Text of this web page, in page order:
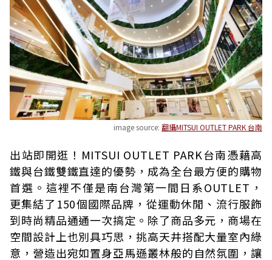
image source: 翻攝MITSUI OUTLET PARK 台南
出站即開逛！MITSUI OUTLET PARK台南憑藉高
鐵與台鐵雙鐵直達的優勢，成為全台最方便的購物
首選。這裡不僅是南台灣第一間日系OUTLET，
更集結了150個國際品牌，從運動休閒、流行服飾
到時尚精品通通一次搞定。除了商品多元，商場在
空間設計上也別具巧思，挑高天井搭配大量室內綠
意，營造出宛如置身亞馬遜叢林般的自然氛圍，讓